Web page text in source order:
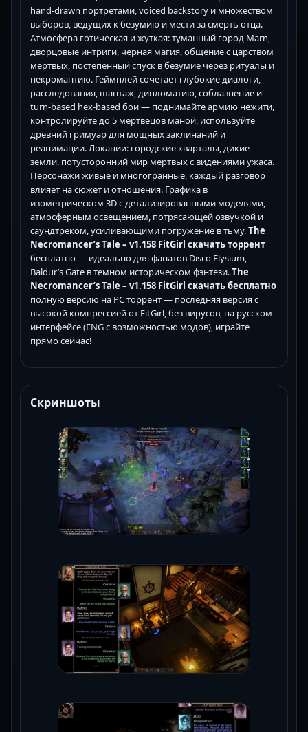
hand-drawn портретами, voiced backstory и множеством
выборов, ведущих к безумию и мести за смерть отца.
Атмосфера готическая и жуткая: туманный город Marn,
дворцовые интриги, черная магия, общение с царством
мертвых, постепенный спуск в безумие через ритуалы и
некромантию. Геймплей сочетает глубокие диалоги,
расследования, шантаж, дипломатию, соблазнение и
turn-based hex-based бои — поднимайте армию нежити,
контролируйте до 5 мертвецов маной, используйте
древний гримуар для мощных заклинаний и
реанимации. Локации: городские кварталы, дикие
земли, потусторонний мир мертвых с видениями ужаса.
Персонажи живые и многогранные, каждый разговор
влияет на сюжет и отношения. Графика в
изометрическом 3D с детализированными моделями,
атмосферным освещением, потрясающей озвучкой и
саундтреком, усиливающими погружение в тьму.The
Necromancer’s Tale – v1.158 FitGirl скачать торрент
бесплатно — идеально для фанатов Disco Elysium,
Baldur’s Gate в темном историческом фэнтези.The
Necromancer’s Tale – v1.158 FitGirl скачать бесплатно
полную версию на PC торрент — последняя версия с
высокой компрессией от FitGirl, без вирусов, на русском
интерфейсе (ENG с возможностью модов), играйте
прямо сейчас!
Скриншоты